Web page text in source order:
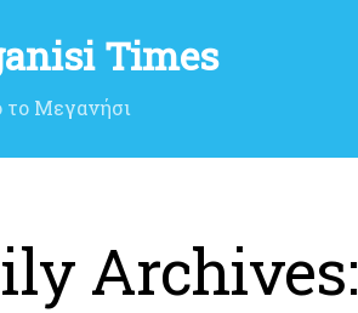
Times
το Μεγανήσι
Archives: